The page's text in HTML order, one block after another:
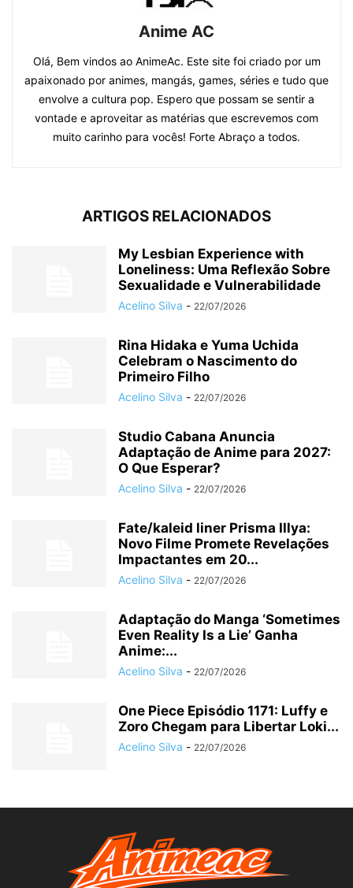
Anime AC
Olá, Bem vindos ao AnimeAc. Este site foi criado por um
apaixonado por animes, mangás, games, séries e tudo que
envolve a cultura pop. Espero que possam se sentir a
vontade e aproveitar as matérias que escrevemos com
muito carinho para vocês! Forte Abraço a todos.
ARTIGOS RELACIONADOS
My Lesbian Experience with
Loneliness: Uma Reflexão Sobre
Sexualidade e Vulnerabilidade
Acelino Silva - 22/07/2026
Rina Hidaka e Yuma Uchida
Celebram o Nascimento do
Primeiro Filho
Acelino Silva - 22/07/2026
Studio Cabana Anuncia
Adaptação de Anime para 2027:
O Que Esperar?
Acelino Silva - 22/07/2026
Fate/kaleid liner Prisma Illya:
Novo Filme Promete Revelações
Impactantes em 20...
Acelino Silva - 22/07/2026
Adaptação do Manga ‘Sometimes
Even Reality Is a Lie’ Ganha
Anime:...
Acelino Silva - 22/07/2026
One Piece Episódio 1171: Luffy e
Zoro Chegam para Libertar Loki...
Acelino Silva - 22/07/2026